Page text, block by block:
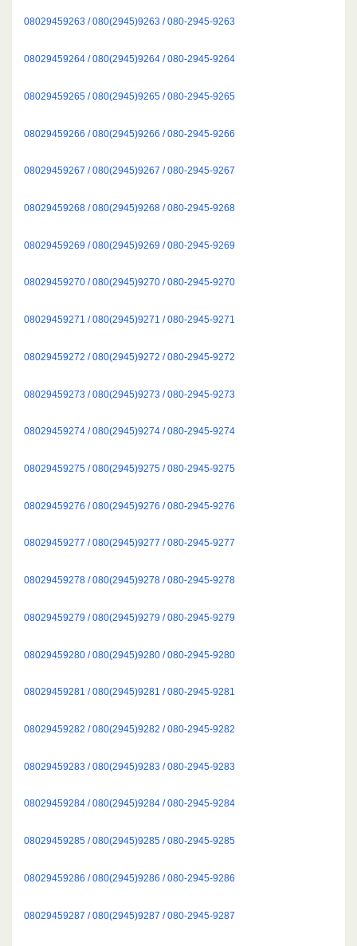
08029459263 / 080(2945)9263 / 080-2945-9263
08029459264 / 080(2945)9264 / 080-2945-9264
08029459265 / 080(2945)9265 / 080-2945-9265
08029459266 / 080(2945)9266 / 080-2945-9266
08029459267 / 080(2945)9267 / 080-2945-9267
08029459268 / 080(2945)9268 / 080-2945-9268
08029459269 / 080(2945)9269 / 080-2945-9269
08029459270 / 080(2945)9270 / 080-2945-9270
08029459271 / 080(2945)9271 / 080-2945-9271
08029459272 / 080(2945)9272 / 080-2945-9272
08029459273 / 080(2945)9273 / 080-2945-9273
08029459274 / 080(2945)9274 / 080-2945-9274
08029459275 / 080(2945)9275 / 080-2945-9275
08029459276 / 080(2945)9276 / 080-2945-9276
08029459277 / 080(2945)9277 / 080-2945-9277
08029459278 / 080(2945)9278 / 080-2945-9278
08029459279 / 080(2945)9279 / 080-2945-9279
08029459280 / 080(2945)9280 / 080-2945-9280
08029459281 / 080(2945)9281 / 080-2945-9281
08029459282 / 080(2945)9282 / 080-2945-9282
08029459283 / 080(2945)9283 / 080-2945-9283
08029459284 / 080(2945)9284 / 080-2945-9284
08029459285 / 080(2945)9285 / 080-2945-9285
08029459286 / 080(2945)9286 / 080-2945-9286
08029459287 / 080(2945)9287 / 080-2945-9287